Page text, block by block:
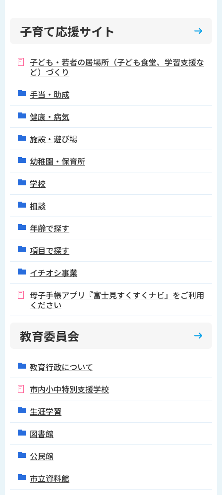
子育て応援サイト
子ども・若者の居場所（子ども食堂、学習支援な
ど）づくり
手当・助成
健康・病気
施設・遊び場
幼稚園・保育所
学校
相談
年齢で探す
項目で探す
イチオシ事業
母子手帳アプリ『富士見すくすくナビ』をご利用
ください
教育委員会
教育行政について
市内小中特別支援学校
生涯学習
図書館
公民館
市立資料館